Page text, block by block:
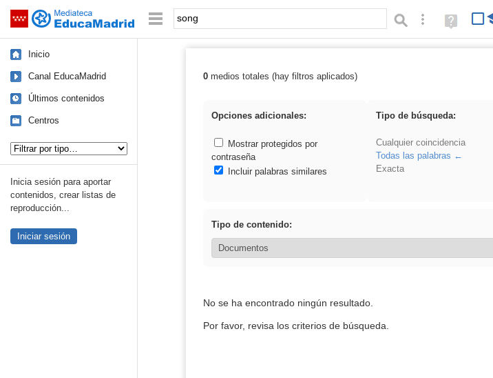
Saltar navegación Palabra o frase: Búsqueda avanzada
Ayuda
(en
Inicio
Canal EducaMadrid
Últimos contenidos
Centros
Inicia sesión para aportar
contenidos, crear listas de
reproducción...
Iniciar sesión
Resultados de: song
0medios totales (hay filtros aplicados)
Opciones adicionales:
Mostrar protegidos por
contraseña
Incluir palabras similares
Tipo de búsqueda:
Cualquier coincidencia
Todas las palabras
Exacta
Tipo de contenido:
No se ha encontrado ningún resultado.
Por favor, revisa los criterios de búsqueda.